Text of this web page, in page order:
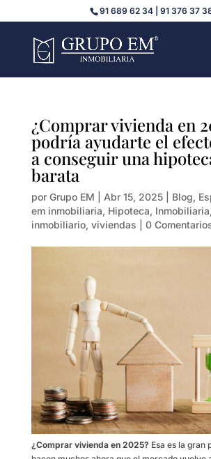
91 689 62 34 | 91 376 37
¿Comprar vivienda en
podría ayudarte el
a conseguir una
barata
por Grupo EM Abr 15, 2025| Blog,
em inmobiliaria, Hipoteca, Inmobiliaria
inmobiliario, viviendas 0
¿Comprar vivienda en 2025? Esa es la gran